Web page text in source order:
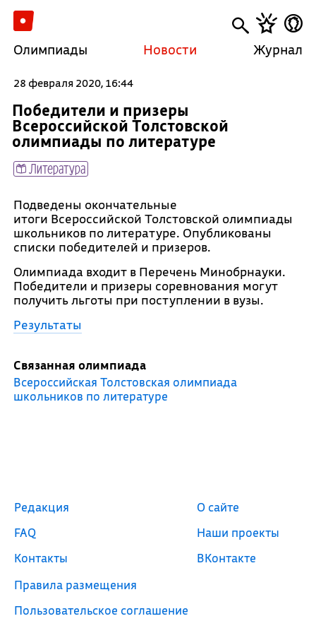
Олимпиады Новости Журнал
28 февраля 2020, 16:44
Победители и призеры
Всероссийской Толстовской
олимпиады по литературе
Литература
Подведены окончательные
итоги Всероссийской Толстовской олимпиады
школьников по литературе. Опубликованы
списки победителей и призеров.
Олимпиада входит в Перечень Минобрнауки.
Победители и призеры соревнования могут
получить льготы при поступлении в вузы.
Результаты
Связанная олимпиада
Всероссийская Толстовская олимпиада
школьников по литературе
Редакция
FAQ
Контакты
Правила размещения
Пользовательское соглашение
О сайте
Наши проекты
ВКонтакте